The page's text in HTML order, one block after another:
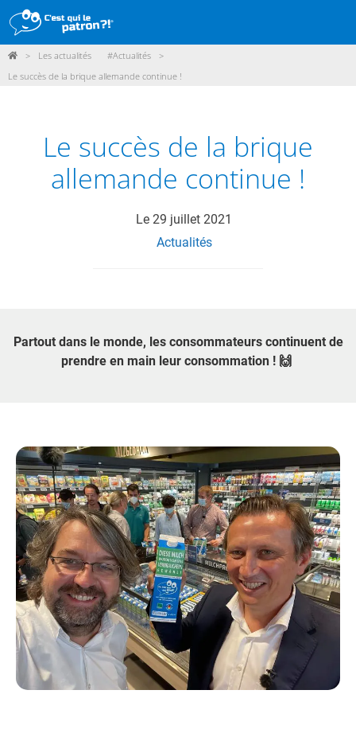
DÉMARCHE
POINTS DE VENTE
PARTICIPER
ME CONNECTER / ADHÉRER
> Les actualités #Actualités
>
Le succès de la brique allemande continue !
Le succès de la brique
allemande continue !
Le 29 juillet 2021
Actualités
Partout dans le monde, les consommateurs continuent de
prendre en main leur consommation ! 🙌